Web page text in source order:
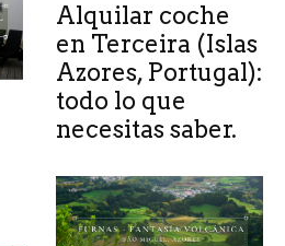
Alquilar coche
en Terceira (Islas
Azores, Portugal):
todo lo que
necesitas saber.